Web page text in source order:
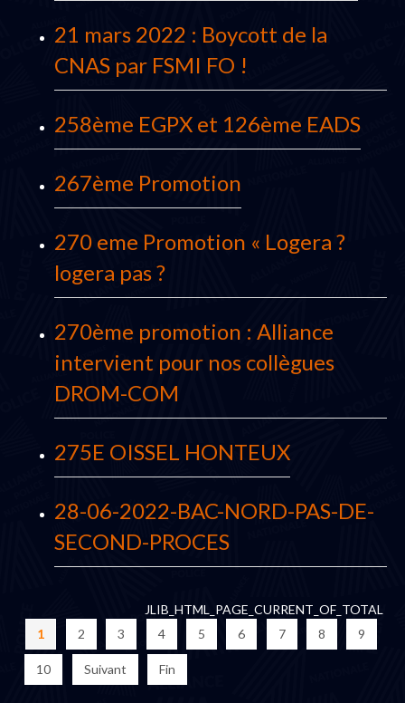
21 mars 2022 : Boycott de la
CNAS par FSMI FO !
258ème EGPX et 126ème EADS
267ème Promotion
270 eme Promotion « Logera ?
logera pas ?
270ème promotion : Alliance
intervient pour nos collègues
DROM-COM
275E OISSEL HONTEUX
28-06-2022-BAC-NORD-PAS-DE-
SECOND-PROCES
JLIB_HTML_PAGE_CURRENT_OF_TOTAL
1
2 3 4 5 6 7 8 9
10 Suivant Fin